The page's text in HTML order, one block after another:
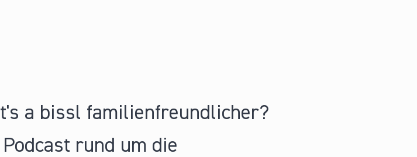
a bissl familienfreundlicher?
Podcast rund um die